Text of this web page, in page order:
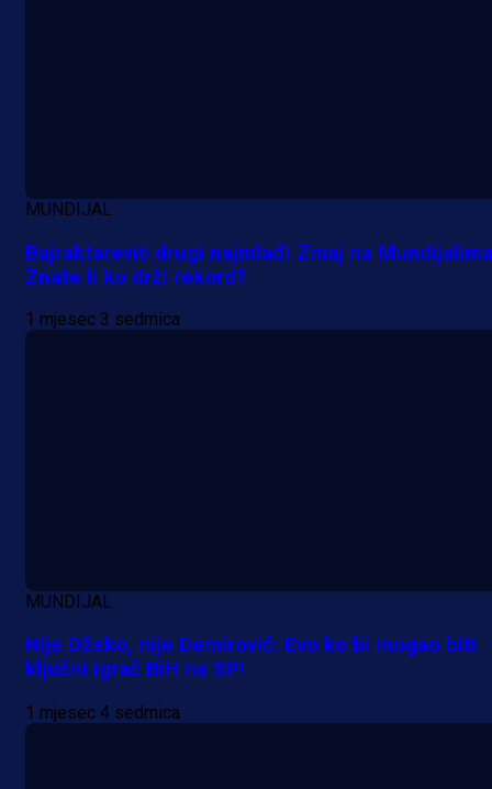
Počinje Premijer liga BiH: Pronađi
specijale i iskoristi jedinstvenu
ponudu
20 h 10 min
Više vijesti
MUNDIJAL
Bajraktarević drugi najmlađi Zmaj na
Znate li ko drži rekord?
1 mjesec 3 sedmica
MUNDIJAL
Nije Džeko, nije Demirović: Evo ko bi mogao biti
ključni igrač BiH na SP!
1 mjesec 4 sedmica